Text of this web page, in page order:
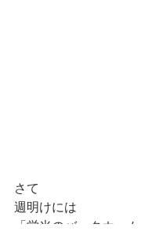
さて
週明けには
「栄光のバックホーム」